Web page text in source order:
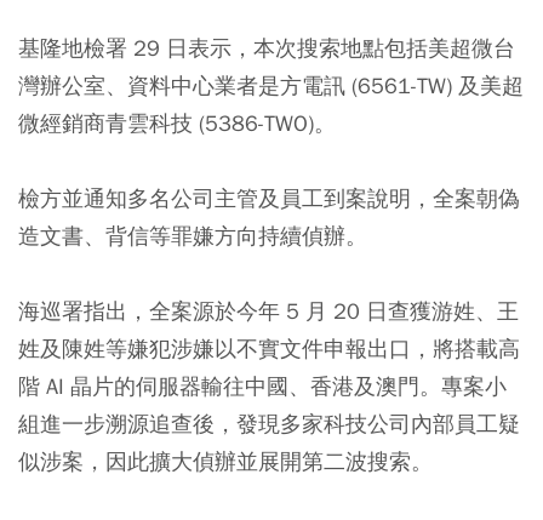
基隆地檢署 29 日表示，本次搜索地點包括美超微台
灣辦公室、資料中心業者是方電訊 (6561-TW) 及美超
微經銷商青雲科技 (5386-TWO)。
檢方並通知多名公司主管及員工到案說明，全案朝偽
造文書、背信等罪嫌方向持續偵辦。
海巡署指出，全案源於今年 5 月 20 日查獲游姓、王
姓及陳姓等嫌犯涉嫌以不實文件申報出口，將搭載高
階 AI 晶片的伺服器輸往中國、香港及澳門。專案小
組進一步溯源追查後，發現多家科技公司內部員工疑
似涉案，因此擴大偵辦並展開第二波搜索。